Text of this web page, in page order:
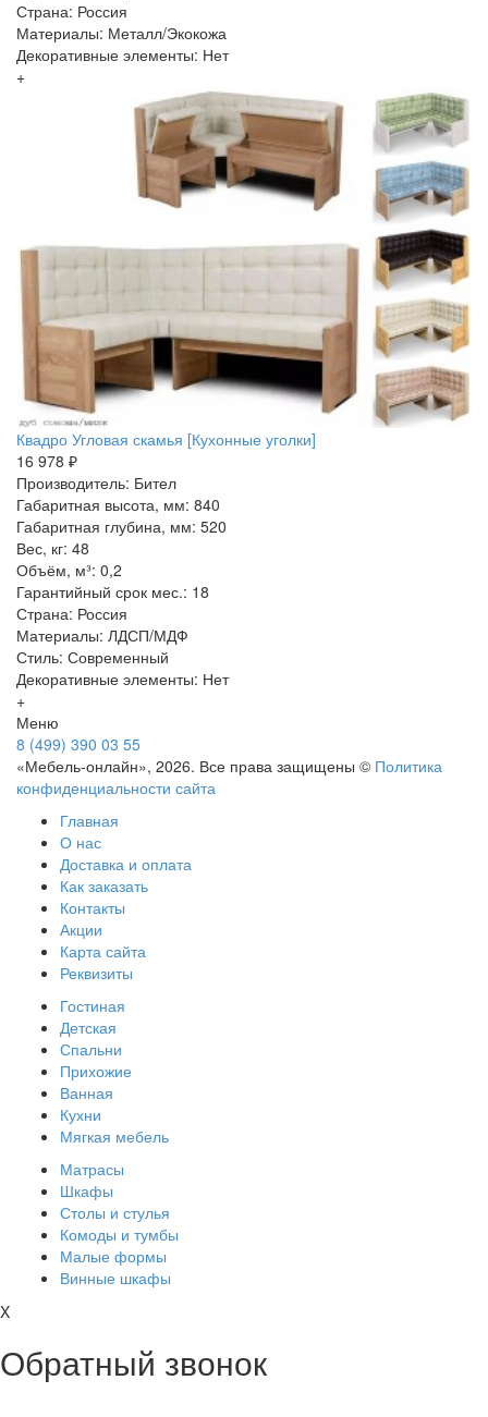
Страна: Россия
Материалы: Металл/Экокожа
Декоративные элементы: Нет
+
Квадро Угловая скамья [Кухонные уголки]
16 978 ₽
Производитель: Бител
Габаритная высота, мм: 840
Габаритная глубина, мм: 520
Вес, кг: 48
Объём, м³: 0,2
Гарантийный срок мес.: 18
Страна: Россия
Материалы: ЛДСП/МДФ
Стиль: Современный
Декоративные элементы: Нет
+
Меню
8 (499) 390 03 55
«Мебель-онлайн», 2026. Все права защищены © Политика
конфиденциальности сайта
Главная
О нас
Доставка и оплата
Как заказать
Контакты
Акции
Карта сайта
Реквизиты
Гостиная
Детская
Спальни
Прихожие
Ванная
Кухни
Мягкая мебель
Матрасы
Шкафы
Столы и стулья
Комоды и тумбы
Малые формы
Винные шкафы
X
Обратный звонок